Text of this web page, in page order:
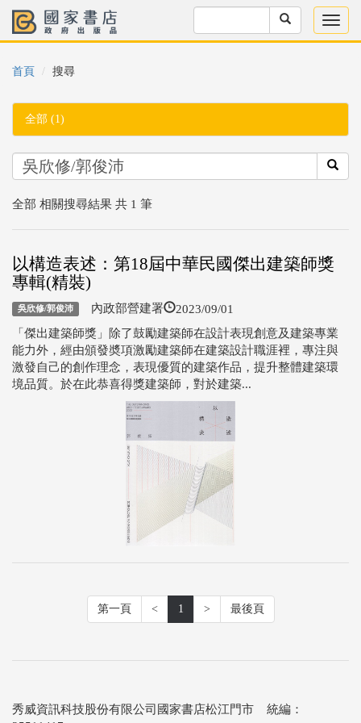
首頁 搜尋
全部 (1)
全部 相關搜尋結果 共 1 筆
以構造表述：第18屆中華民國傑出建築師獎
專輯(精裝)
吳欣修/郭俊沛 內政部營建署 2023/09/01
「傑出建築師獎」除了鼓勵建築師在設計表現創意及建築專業
能力外，經由頒發奬項激勵建築師在建築設計職涯裡，專注與
激發自己的創作理念，表現優質的建築作品，提升整體建築環
境品質。於在此恭喜得獎建築師，對於建築...
第一頁 < 1 > 最後頁
秀威資訊科技股份有限公司國家書店松江門市 統編：